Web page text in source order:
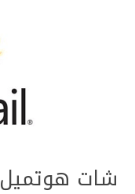
شات هوتميل